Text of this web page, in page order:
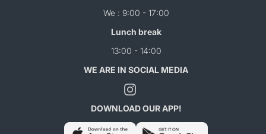
We : 9:00 - 17:00
Lunch break
13:00 - 14:00
WE ARE IN SOCIAL MEDIA
DOWNLOAD OUR APP!